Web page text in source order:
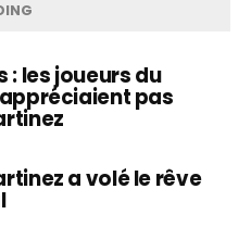
: les joueurs du
pas
a volé le rêve